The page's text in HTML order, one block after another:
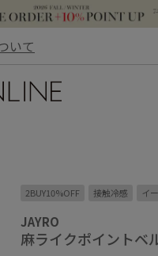
いて
2BUY10%OFF 接触冷感 イ
JAYRO
麻ライクポイントベ